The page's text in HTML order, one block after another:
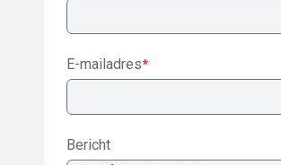
E-mailadres*
Bericht